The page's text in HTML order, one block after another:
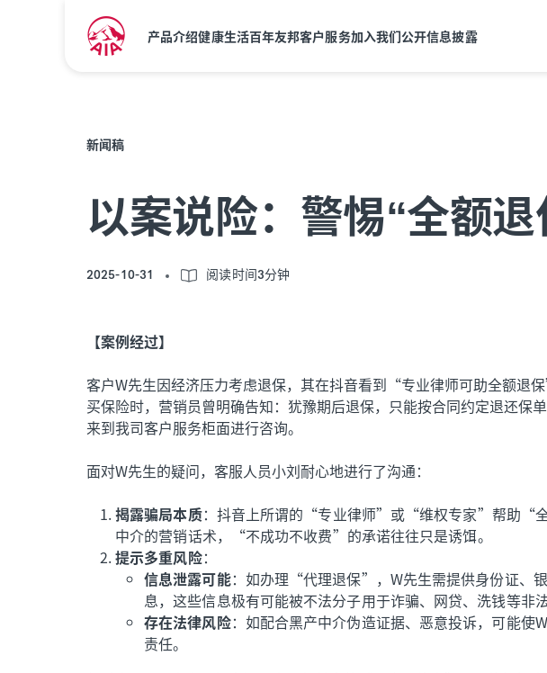
产品介绍健康生活百年友邦客户服务加入我们公开信息披露
新闻稿
以案说险：警惕“全额
2025-10-31 阅读时间3分钟
【案例经过】
客户W先生因经济压力考虑退保，其在抖音看到“专业律师可助全额退
买保险时，营销员曾明确告知：犹豫期后退保，只能按合同约定退还保
来到我司客户服务柜面进行咨询。
面对W先生的疑问，客服人员小刘耐心地进行了沟通：
揭露骗局本质：抖音上所谓的“专业律师”或“维权专家”帮助“
中介的营销话术，“不成功不收费”的承诺往往只是诱饵。
提示多重风险：
信息泄露可能：如办理“代理退保”，W先生需提供身份证、
息，这些信息极有可能被不法分子用于诈骗、网贷、洗钱等非法
存在法律风险：如配合黑产中介伪造证据、恶意投诉，可能使
责任。